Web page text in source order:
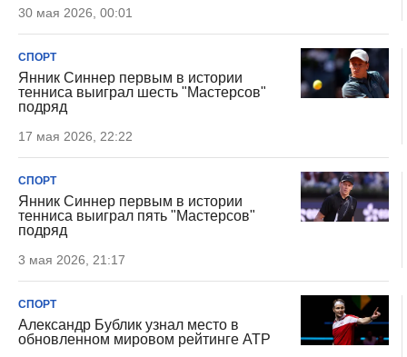
30 мая 2026, 00:01
СПОРТ
Янник Синнер первым в истории
тенниса выиграл шесть "Мастерсов"
подряд
17 мая 2026, 22:22
СПОРТ
Янник Синнер первым в истории
тенниса выиграл пять "Мастерсов"
подряд
3 мая 2026, 21:17
СПОРТ
Александр Бублик узнал место в
обновленном мировом рейтинге ATP